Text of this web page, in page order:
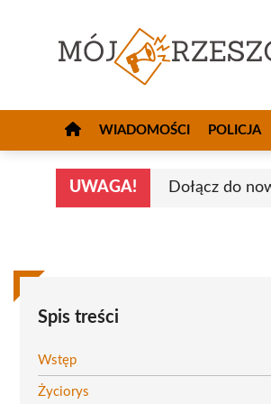
WIADOMOŚCI POLICJA
UWAGA! Dołącz do
Spis treści
Wstęp
Życiorys